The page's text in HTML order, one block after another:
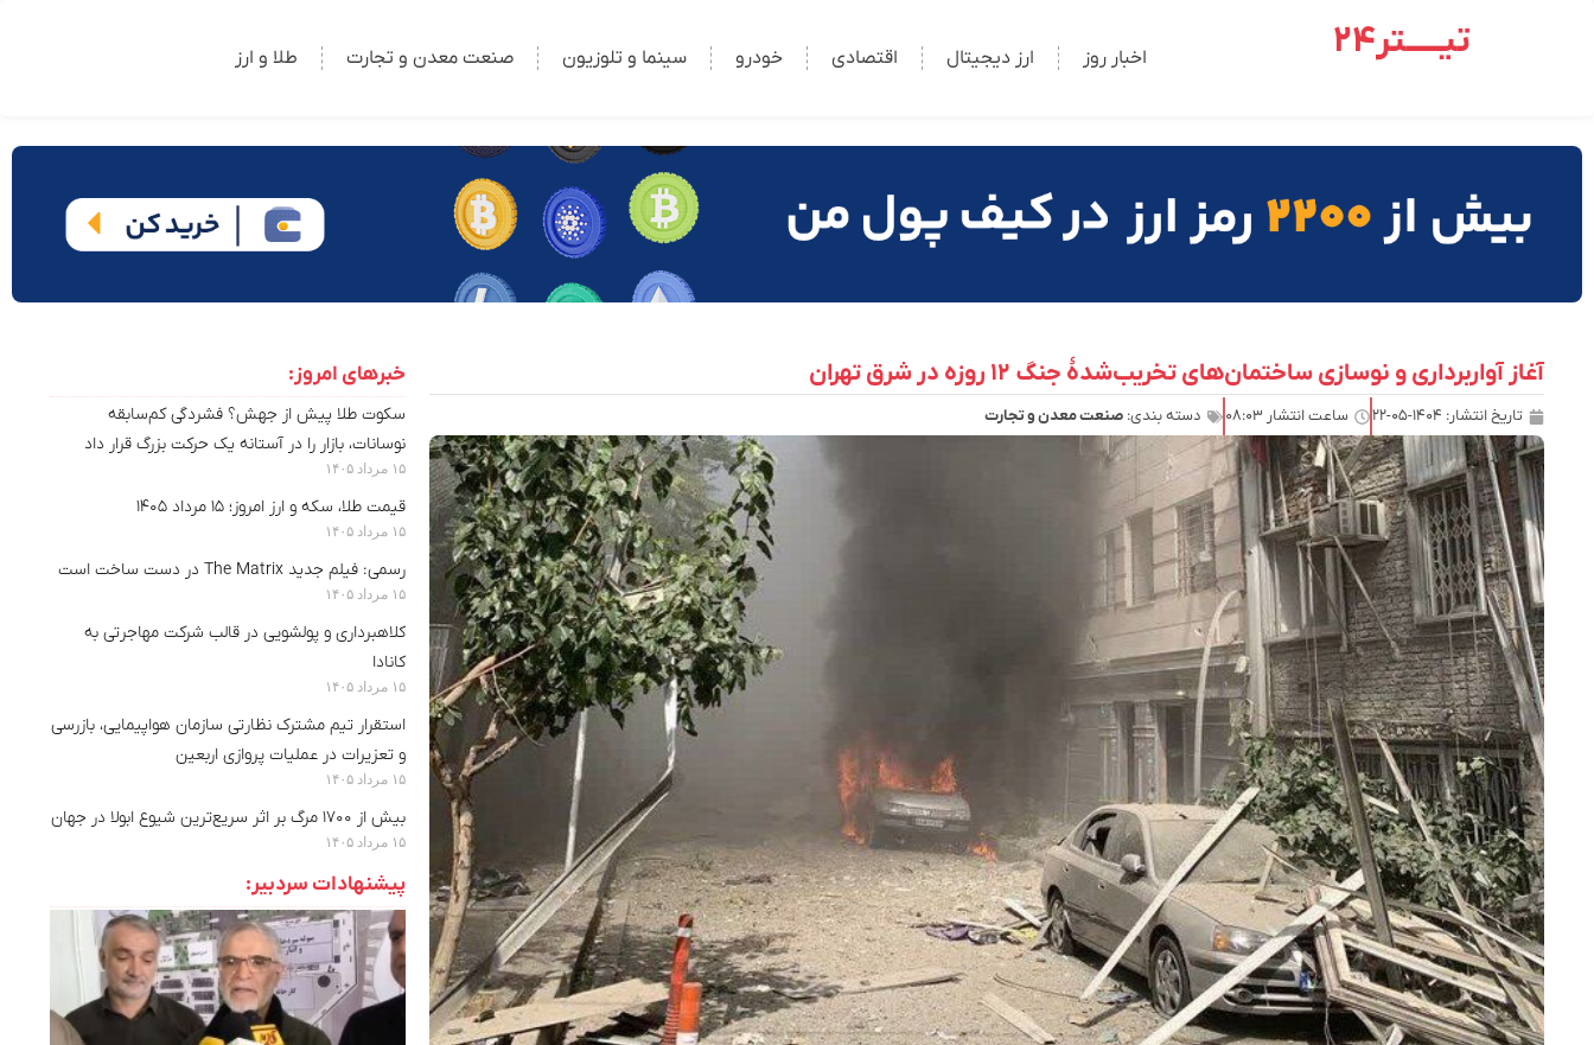
تیـــــتر24 اخبار روز ارز دیجیتال اقتصادی خودرو سینما و تلوزیون صنعت معدن و تجارت طلا و ارز
آغاز آواربرداری و نوسازی ساختمان‌های تخریب‌شدۀ جنگ ۱۲ روزه در شرق تهران
تاریخ انتشار: ۱۴۰۴-۰۵-۲۲ ساعت انتشار ۰۸:۰۳ دسته بندی: صنعت معدن و تجارت
خبرهای امروز:
سکوت طلا پیش از جهش؟ فشردگی کم‌سابقه
نوسانات، بازار را در آستانه یک حرکت بزرگ قرار داد
۱۵ مرداد ۱۴۰۵
قیمت طلا، سکه و ارز امروز؛ ۱۵ مرداد ۱۴۰۵
۱۵ مرداد ۱۴۰۵
رسمی: فیلم جدید The Matrix در دست ساخت است
۱۵ مرداد ۱۴۰۵
کلاهبرداری و پولشویی در قالب شرکت مهاجرتی به
کانادا
۱۵ مرداد ۱۴۰۵
استقرار تیم مشترک نظارتی سازمان هواپیمایی، بازرسی
و تعزیرات در عملیات پروازی اربعین
۱۵ مرداد ۱۴۰۵
بیش از ۱۷۰۰ مرگ بر اثر سریع‌ترین شیوع ابولا در جهان
۱۵ مرداد ۱۴۰۵
پیشنهادات سردبیر: